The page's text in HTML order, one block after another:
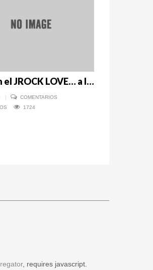
Akari en el JROCK LOVE… a la espera de Versailles
COMENTARIOS
EN
1724
, requires javascript.